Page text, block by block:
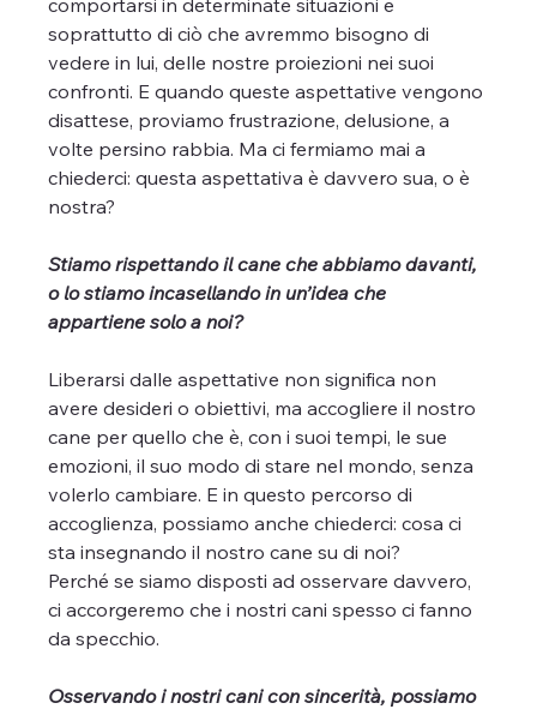
soprattutto di ciò che avremmo bisogno di
vedere in lui, delle nostre proiezioni nei suoi
confronti. E quando queste aspettative vengono
disattese, proviamo frustrazione, delusione, a
volte persino rabbia. Ma ci fermiamo mai a
chiederci: questa aspettativa è davvero sua, o è
nostra?
Stiamo rispettando il cane che abbiamo davanti,
o lo stiamo incasellando in un’idea che
appartiene solo a noi?
Liberarsi dalle aspettative non significa non
avere desideri o obiettivi, ma accogliere il nostro
cane per quello che è, con i suoi tempi, le sue
emozioni, il suo modo di stare nel mondo, senza
volerlo cambiare. E in questo percorso di
accoglienza, possiamo anche chiederci: cosa ci
sta insegnando il nostro cane su di noi?
Perché se siamo disposti ad osservare davvero,
ci accorgeremo che i nostri cani spesso ci fanno
da specchio.
Osservando i nostri cani con sincerità, possiamo